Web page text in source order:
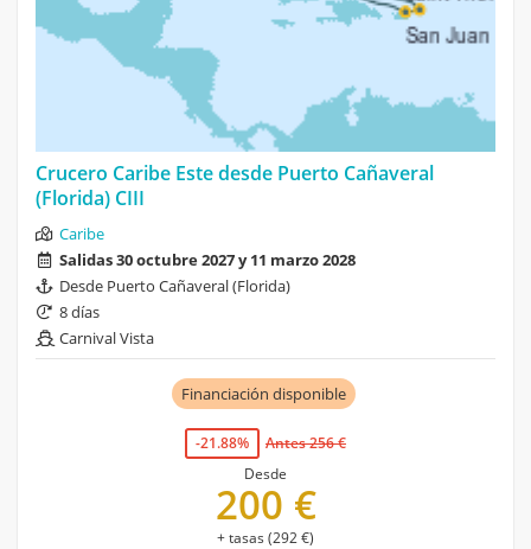
Crucero Caribe Este desde Puerto Cañaveral
(Florida) CIII
Caribe
Salidas 30 octubre 2027 y 11 marzo 2028
Desde Puerto Cañaveral (Florida)
8 días
Carnival Vista
Financiación disponible
-21.88%
Antes 256 €
Desde
200 €
+ tasas (292 €)